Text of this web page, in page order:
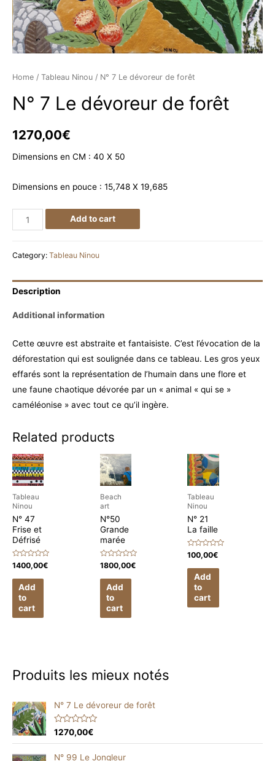
Home / Tableau Ninou / N° 7 Le dévoreur de forêt
N° 7 Le dévoreur de forêt
1270,00€
Dimensions en CM : 40 X 50
Dimensions en pouce : 15,748 X 19,685
7
dévoreur
forêt
Add to cart
Category: Tableau Ninou
Description
Additional information
Cette œuvre est abstraite et fantaisiste. C’est l’évocation de la
déforestation qui est soulignée dans ce tableau. Les gros yeux
effarés sont la représentation de l’humain dans une flore et
une faune chaotique dévorée par un « animal « qui se »
caméléonise » avec tout ce qu’il ingère.
Related products
Tableau
Ninou
N° 47
Frise et
Défrisé
Rated
0
out
1400,00€
Add
to
cart
Beach
art
N°50
Grande
marée
Rated
0
out
1800,00€
Add
to
cart
Tableau
Ninou
N° 21
La faille
Rated
0
out
100,00€
Add
to
cart
Produits les mieux notés
N° 7 Le dévoreur de forêt
R
t
e
1270,00€
N° 99 Le Jongleur